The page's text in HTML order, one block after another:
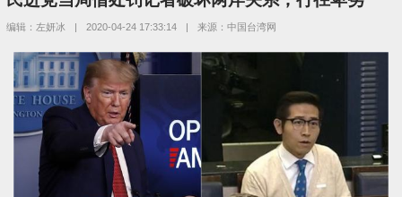
编辑：左妍冰 | 2020-04-24 17:33:14 | 来源：中国台湾网